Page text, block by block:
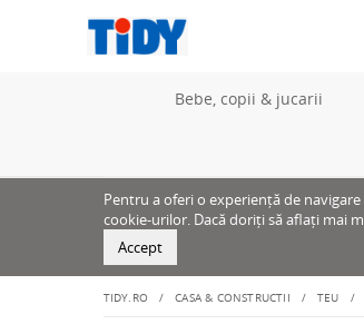
Bebe, copii & jucarii
Pentru a oferi o experiență de
cookie-urilor. Dacă doriți să aflați mai
Accept
TIDY.RO CASA & CONSTRUCTII TEU